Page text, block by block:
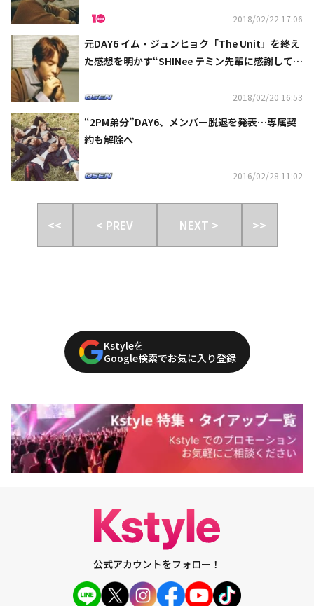
2018/02/22 17:06
元DAY6 イム・ジュンヒョク「The Unit」を終え
た感想を明かす“SHINee テミン先輩に感謝してい
2018/02/20 16:53
“2PM弟分”DAY6、メンバー脱退を発表…専属契
約も解除へ
2016/02/28 11:02
<< < PREV NEXT > >>
Kstyleを
Google検索でお気に入り登録
公式アカウントをフォロー！